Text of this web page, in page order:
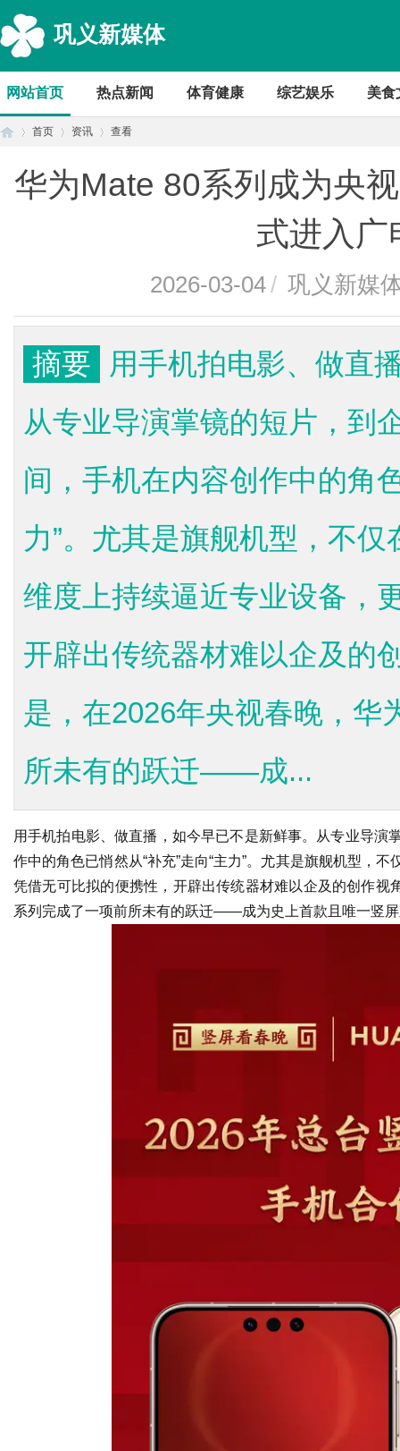
巩义新媒体
网站首页 热点新闻 体育健康 综艺娱乐 美食
首页 资讯 查看
华为Mate 80系列成为央
式进入广
2026-03-04/ 巩义新媒
摘要
用手机拍电影、做直
从专业导演掌镜的短片，到
间，手机在内容创作中的角
力”。尤其是旗舰机型，不
维度上持续逼近专业设备，
开辟出传统器材难以企及的
是，在2026年央视春晚，华
所未有的跃迁——成...
用手机拍电影、做直播，如今早已不是新鲜事。从专业导
作中的角色已悄然从“补充”走向“主力”。尤其是旗舰机型，
凭借无可比拟的便携性，开辟出传统器材难以企及的创作
系列完成了一项前所未有的跃迁——成为史上首款且唯一竖